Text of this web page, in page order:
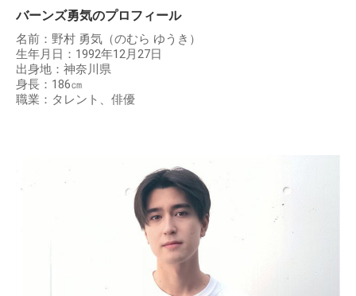
バーンズ勇気のプロフィール
名前：野村 勇気（のむら ゆうき）
生年月日：1992年12月27日
出身地：神奈川県
身長：186㎝
職業：タレント、俳優